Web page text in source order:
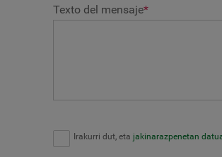
Texto del mensaje*
Irakurri dut, eta jakinarazpenetan